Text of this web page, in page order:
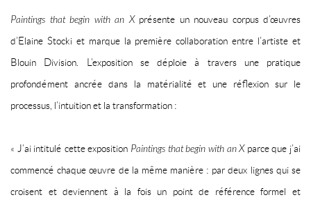
Paintings that begin with an Xprésente un nouveau corpus d’œuvres
d’Elaine Stockiet marque la première collaboration entre l’artiste et
Blouin Division . L’exposition se déploie à travers une pratique
profondément ancrée dans la matérialité et une réflexion sur le
processus, l’intuition et la transformation :
« J’ai intitulé cette exposition Paintings that begin with an Xparce que j’ai
commencé chaque œuvre de la même manière : par deux lignes qui se
croisent et deviennent à la fois un point de référence formel et